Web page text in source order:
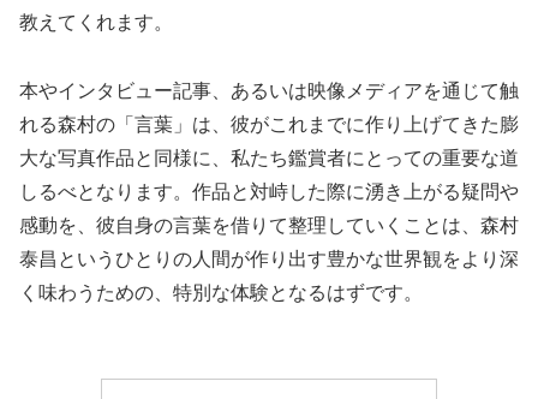
教えてくれます。
本やインタビュー記事、あるいは映像メディアを通じて触
れる森村の「言葉」は、彼がこれまでに作り上げてきた膨
大な写真作品と同様に、私たち鑑賞者にとっての重要な道
しるべとなります。作品と対峙した際に湧き上がる疑問や
感動を、彼自身の言葉を借りて整理していくことは、森村
泰昌というひとりの人間が作り出す豊かな世界観をより深
く味わうための、特別な体験となるはずです。